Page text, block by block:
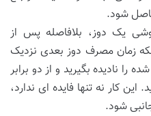
شود.
یک دوز، بلافاصله پس از
زمان مصرف دوز بعدی نزدیک
نادیده بگیرید و از دو برابر
کار نه تنها فایده ای ندارد،
شود.